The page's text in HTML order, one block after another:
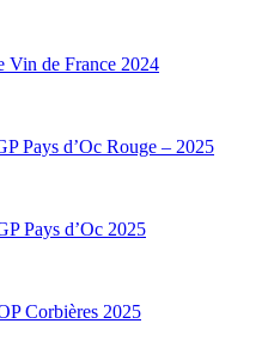
Vin de France 2024
Pays d’Oc Rouge – 2025
Pays d’Oc 2025
Corbières 2025